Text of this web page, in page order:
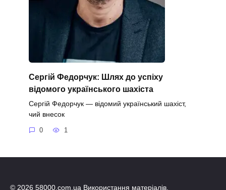
Сергій Федорчук: Шлях до успіху
відомого українського шахіста
Сергій Федорчук — відомий український шахіст,
чий внесок
0 1
© 2026 58000.com.ua Використання матеріалів,